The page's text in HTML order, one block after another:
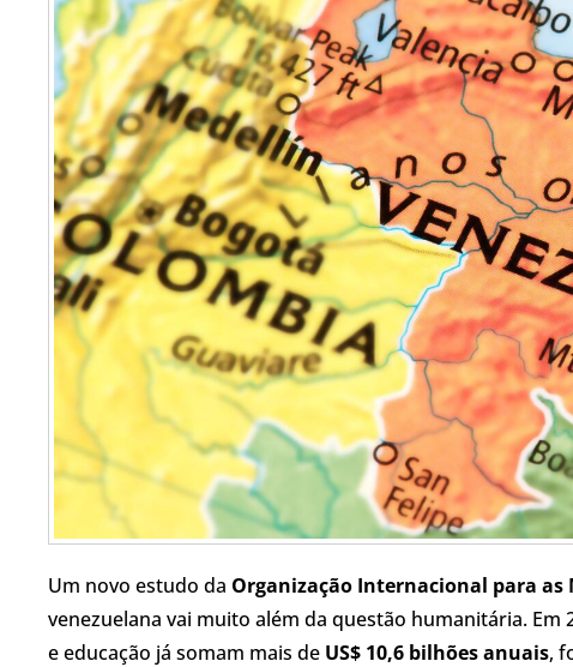
Um novo estudo da Organização Internacional para as
venezuelana vai muito além da questão humanitária.
e educação já somam mais de US$ 10,6 bilhões anuais,